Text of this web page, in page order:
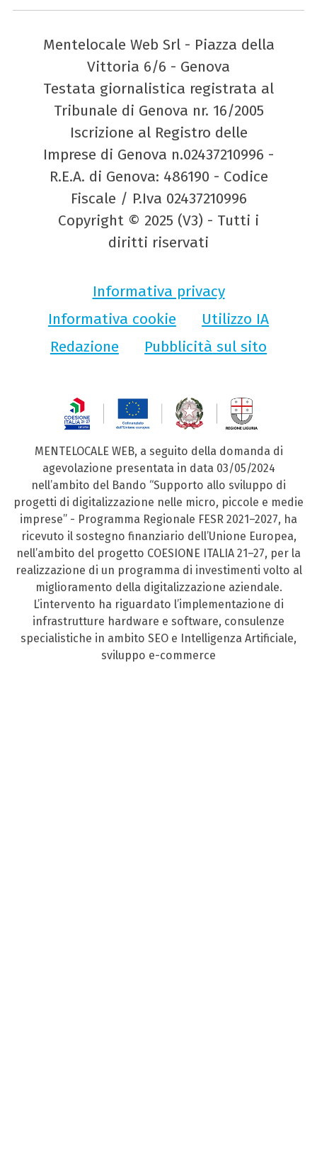
Mentelocale Web Srl - Piazza della
Vittoria 6/6 - Genova
Testata giornalistica registrata al
Tribunale di Genova nr. 16/2005
Iscrizione al Registro delle
Imprese di Genova n.02437210996 -
R.E.A. di Genova: 486190 - Codice
Fiscale / P.Iva 02437210996
Copyright © 2025 (V3) - Tutti i
diritti riservati
Informativa privacy
Informativa cookie
Utilizzo IA
Redazione
Pubblicità sul sito
MENTELOCALE WEB, a seguito della domanda di
agevolazione presentata in data 03/05/2024
nell’ambito del Bando “Supporto allo sviluppo di
progetti di digitalizzazione nelle micro, piccole e medie
imprese” - Programma Regionale FESR 2021–2027, ha
ricevuto il sostegno finanziario dell’Unione Europea,
nell’ambito del progetto COESIONE ITALIA 21–27, per la
realizzazione di un programma di investimenti volto al
miglioramento della digitalizzazione aziendale.
L’intervento ha riguardato l’implementazione di
infrastrutture hardware e software, consulenze
specialistiche in ambito SEO e Intelligenza Artificiale,
sviluppo e-commerce